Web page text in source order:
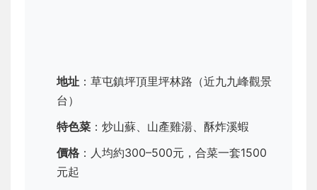
地址 ：草屯鎮坪頂里坪林路（近九九峰觀景
台）
特色菜 ：炒山蘇、山產雞湯、酥炸溪蝦
價格 ：人均約300–500元，合菜一套1500
元起